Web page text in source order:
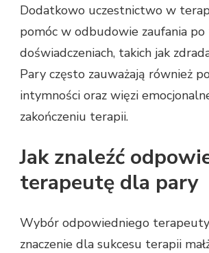
Dodatkowo uczestnictwo w
pomóc w odbudowie zaufania
doświadczeniach, takich jak
Pary często zauważają również
intymności oraz więzi
zakończeniu terapii.
Jak znaleźć
terapeutę dla pary
Wybór odpowiedniego
znaczenie dla sukcesu terapii